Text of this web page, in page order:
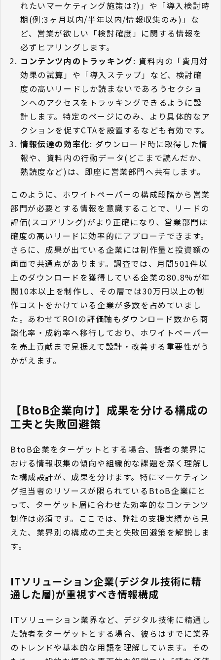
れたいマーケティング施策は?)」や「導入検討時
期(例:3ヶ月以内/半年以内/情報収集のみ)」な
ど、営業が欲しい「検討確度」に関する情報を
必ずヒアリングします。
コンテンツ内のトラッキング: 資料内の「費用対
効果の試算」や「導入ステップ」など、検討確
度の高いリードしか読まないであろうセクショ
ンへのアクセスをトラッキングできるように設
計します。特定のページにのみ、より具体的なア
クションを促すCTAを設置するなども有効です。
情報伝達の効率化: ダウンロード時に取得した情
報や、資料内の行動データ(どこまで読んだか、
熟読度など)は、即座に営業部門へ共有します。
このように、ホワイトペーパーの構成段階から営業
部門が必要とする情報を意識することで、リードの
評価(スコアリング)がより正確になり、営業部門は
確度の高いリードに効率的にアプローチできます。
さらに、成果が出ている企業には制作量と投資額の
両面で共通点があります。調査では、月間501件以
上のダウンロードを獲得している企業の80.8%が年
間10本以上を制作し、その層では30万円以上の制
作コストをかけている企業が多数を占めていまし
た。あわせてROIの評価軸もダウンロード数から商
談化率・成約率へ移行しており、ホワイトペーパー
を売上貢献まで見据えて設計・改善する重要性がう
かがえます。
【BtoB企業向け】成果を分ける構成の
工夫と失敗回避策
BtoB企業をターゲットとする場合、読者の業界に
おける情報収集の傾向や組織的な課題を深く理解し
た構成設計が、成果を分けます。特にマーケティン
グ担当者のリソースが限られているBtoB企業にと
って、ターゲット層に合わせた効率的なコンテンツ
制作は必須です。ここでは、弊社の支援実績から見
えた、業界別の構成の工夫と失敗回避策を解説しま
す。
ITソリューション企業(デジタル技術に精
通した層)が重視すべき情報構成
ITソリューション業界など、デジタル技術に精通し
た読者をターゲットとする場合、彼らはすでに業界
のトレンドや基本的な用語を理解しています。その